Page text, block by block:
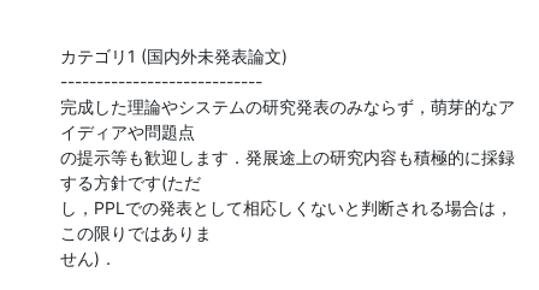
カテゴリ1 (国内外未発表論文)
----------------------------
完成した理論やシステムの研究発表のみならず，萌芽的なア
イディアや問題点
の提示等も歓迎します．発展途上の研究内容も積極的に採録
する方針です(ただ
し，PPLでの発表として相応しくないと判断される場合は，
この限りではありま
せん)．